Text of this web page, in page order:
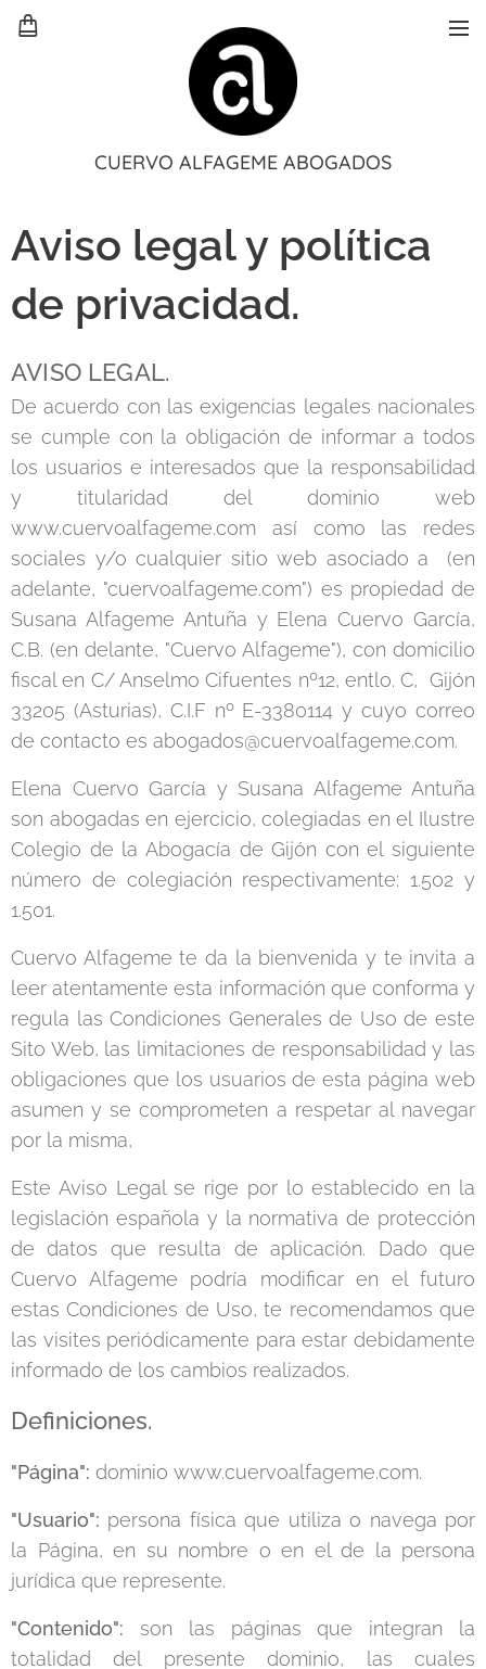
CUERVO ALFAGEME ABOGADOS
Aviso legal y política
de privacidad.
AVISO LEGAL.
De acuerdo con las exigencias legales nacionales
se cumple con la obligación de informar a todos
los usuarios e interesados que la responsabilidad
y titularidad del dominio web
www.cuervoalfageme.com así como las redes
sociales y/o cualquier sitio web asociado a (en
adelante, "cuervoalfageme.com") es propiedad de
Susana Alfageme Antuña y Elena Cuervo García,
C.B. (en delante, "Cuervo Alfageme"), con domicilio
fiscal en C/ Anselmo Cifuentes nº12, entlo. C, Gijón
33205 (Asturias), C.I.F nº E-3380114 y cuyo correo
de contacto es abogados@cuervoalfageme.com.
Elena Cuervo García y Susana Alfageme Antuña
son abogadas en ejercicio, colegiadas en el Ilustre
Colegio de la Abogacía de Gijón con el siguiente
número de colegiación respectivamente: 1.502 y
1.501.
Cuervo Alfageme te da la bienvenida y te invita a
leer atentamente esta información que conforma y
regula las Condiciones Generales de Uso de este
Sito Web, las limitaciones de responsabilidad y las
obligaciones que los usuarios de esta página web
asumen y se comprometen a respetar al navegar
por la misma,
Este Aviso Legal se rige por lo establecido en la
legislación española y la normativa de protección
de datos que resulta de aplicación. Dado que
Cuervo Alfageme podría modificar en el futuro
estas Condiciones de Uso, te recomendamos que
las visites periódicamente para estar debidamente
informado de los cambios realizados.
Definiciones.
"Página": dominio www.cuervoalfageme.com.
"Usuario": persona física que utiliza o navega por
la Página, en su nombre o en el de la persona
jurídica que represente.
"Contenido": son las páginas que integran la
totalidad del presente dominio, las cuales